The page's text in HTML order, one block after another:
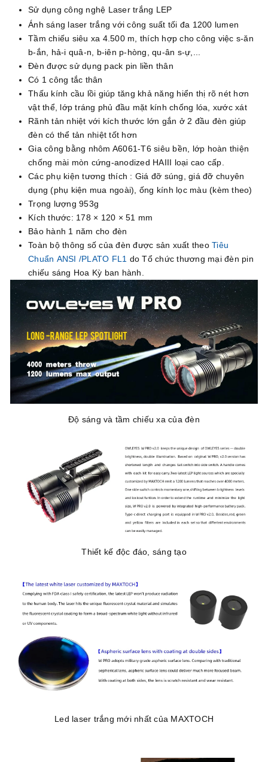
Sử dụng công nghệ Laser trắng LEP
Ánh sáng laser trắng với công suất tối đa 1200 lumen
Tầm chiếu siêu xa 4.500 m, thích hợp cho công việc s-ăn
b-ắn, hả-i quâ-n, b-iên p-hòng, qu-ân s-ự,...
Đèn được sử dụng pack pin liền thân
Có 1 công tắc thân
Thấu kính cầu lồi giúp tăng khả năng hiển thị rõ nét hơn
vật thể, lớp tráng phủ đầu mặt kính chống lóa, xước xát
Rãnh tản nhiệt với kích thước lớn gắn ở 2 đầu đèn giúp
đèn có thể tản nhiệt tốt hơn
Gia công bằng nhôm A6061-T6 siêu bền, lớp hoàn thiện
chống mài mòn cứng-anodized HAIII loại cao cấp.
Các phụ kiện tương thích : Giá đỡ súng, giá đỡ chuyên
dụng (phụ kiện mua ngoài), ống kính lọc màu (kèm theo)
Trọng lượng 953g
Kích thước: 178 × 120 × 51 mm
Bảo hành 1 năm cho đèn
Toàn bộ thông số của đèn được sản xuất theo Tiêu
Chuẩn ANSI /PLATO FL1 do Tổ chức thương mại đèn pin
chiếu sáng Hoa Kỳ ban hành.
Độ sáng và tầm chiếu xa của đèn
Thiết kế độc đáo, sáng tạo
Led laser trắng mới nhất của MAXTOCH